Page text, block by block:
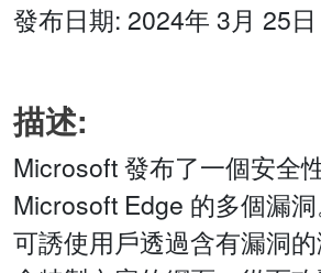
發布日期: 2024年 3月 25日
描述:
Microsoft 發布了一個安全
Microsoft Edge 的多個漏
可誘使用戶透過含有漏洞